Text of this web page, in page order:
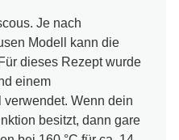
Je nach
Modell kann die
dieses Rezept wurde
einem
verwendet. Wenn dein
besitzt, dann gare